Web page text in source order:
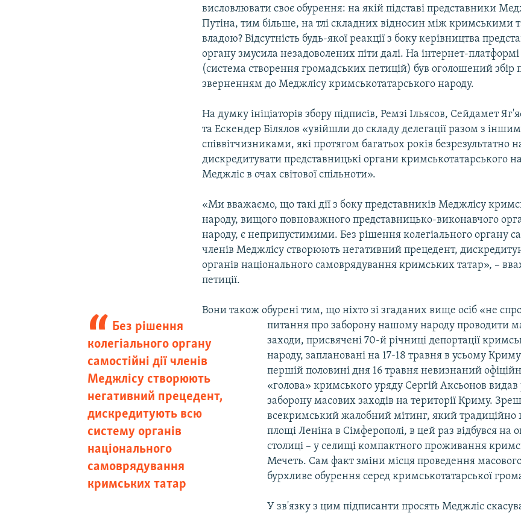
висловлювати своє обурення: на якій підставі представники
Путіна, тим більше, на тлі складних відносин між кримськими
владою? Відсутність будь-якої реакції з боку керівництва
органу змусила незадоволених піти далі. На інтернет-
(система створення громадських петицій) був оголошений збір
зверненням до Меджлісу кримськотатарського народу.
На думку ініціаторів збору підписів, Ремзі Ільясов, Сейдамет
та Ескендер Білялов «увійшли до складу делегації разом з
співвітчизниками, які протягом багатьох років безрезультатно
дискредитувати представницькі органи кримськотатарського
Меджліс в очах світової спільноти».
«Ми вважаємо, що такі дії з боку представників Меджлісу
народу, вищого повноважного представницько-виконавчого
народу, є неприпустимими. Без рішення колегіального органу
членів Меджлісу створюють негативний прецедент,
органів національного самоврядування кримських татар», –
петиції.
Вони також обурені тим, що ніхто зі згаданих вище осіб «не
Без рішення
колегіального органу
самостійні дії членів
Меджлісу створюють
негативний прецедент,
дискредитують всю
систему органів
національного
самоврядування
кримських татар
питання про заборону нашому народу проводити
заходи, присвячені 70-й річниці депортації
народу, заплановані на 17-18 травня в усьому
першій половині дня 16 травня невизнаний
«голова» кримського уряду Сергій Аксьонов видав
заборону масових заходів на території Криму.
всекримський жалобний мітинг, який традиційно
площі Леніна в Сімферополі, в цей раз відбувся на
столиці – у селищі компактного проживання
Мечеть. Сам факт зміни місця проведення
бурхливе обурення серед кримськотатарської
У зв'язку з цим підписанти просять Меджліс